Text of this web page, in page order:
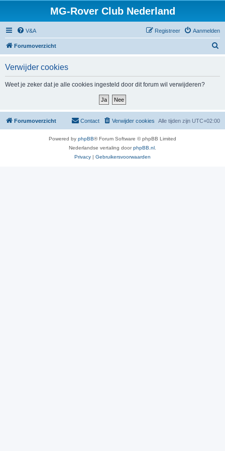
MG-Rover Club Nederland
V&A Aanmelden
Registreer
Forumoverzicht
Verwijder cookies
Weet je zeker dat je alle cookies ingesteld door dit forum wil verwijderen?
Forumoverzicht Alle tijden zijn UTC+02:00
Verwijder cookies
Contact
Powered by phpBB® Forum Software © phpBB Limited
Nederlandse vertaling doorphpBB.nl
Privacy | Gebruikersvoorwaarden